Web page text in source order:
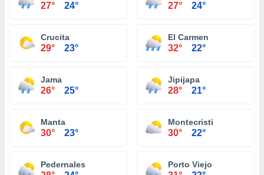
27° 24° 27° 24°
Crucita
29° 23°
El Carmen
32° 22°
Jama
26° 25°
Jipijapa
28° 21°
Manta
30° 23°
Montecristi
30° 22°
Pedernales Porto Viejo